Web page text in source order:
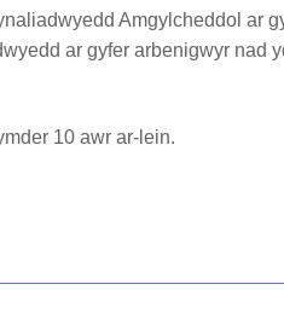
Amgylcheddol ar
ar gyfer arbenigwyr nad
10 awr ar-lein.